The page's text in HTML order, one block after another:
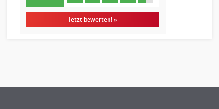
Erzieher
Kindergarten, KiTa, Vorschule
Unterricht: Sekundarstufe
Jetzt bewerten! »